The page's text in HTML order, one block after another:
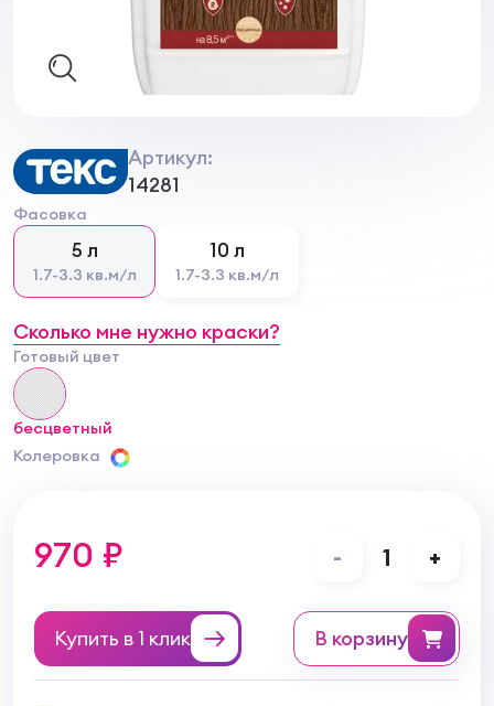
Артикул:
14281
Фасовка
5 л
1.7-3.3 кв.м/л
10 л
1.7-3.3 кв.м/л
Сколько мне нужно краски?
Готовый цвет
бесцветный
Колеровка
970 ₽ - 1 +
Купить в 1 клик в корзину